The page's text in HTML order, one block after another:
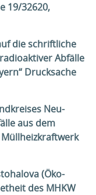
19/32620,
die schriftliche
Abfälle
Drucksache
Neu-
aus dem
(Öko-
des MHKW